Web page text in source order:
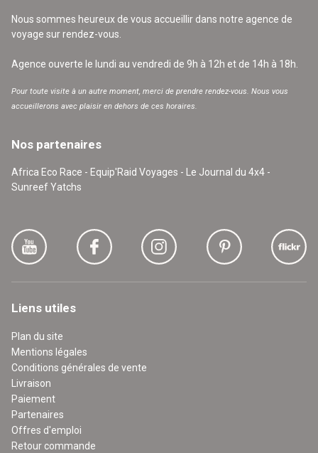
Nous sommes heureux de vous accueillir dans notre agence de
voyage sur rendez-vous.
Agence ouverte le lundi au vendredi de 9h à 12h et de 14h à 18h.
Pour toute visite à un autre moment, merci de prendre rendez-vous. Nous vous
accueillerons avec plaisir en dehors de ces horaires.
Nos partenaires
Africa Eco Race - Equip'Raid Voyages - Le Journal du 4x4 -
Sunreef Yatchs
Liens utiles
Plan du site
Mentions légales
Conditions générales de vente
Livraison
Paiement
Partenaires
Offres d'emploi
Retour commande